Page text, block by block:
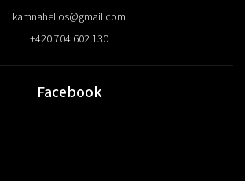
kamnahelios@gmail.com
+420 704 602 130
Facebook